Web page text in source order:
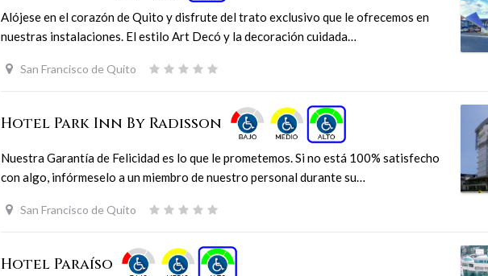
Alójese en el corazón de Quito y disfrute del trato exclusivo que le ofrecemos en
nuestras instalaciones. El estilo Art Decó y la decoración cuidada…
San Francisco de Quito
Hotel Park Inn By Radisson
Nuestra Garantía de Felicidad es lo que le prometemos. Si no está 100% satisfecho
con algo, infórmeselo a un miembro de nuestro personal durante su…
San Francisco de Quito
Hotel Paraíso